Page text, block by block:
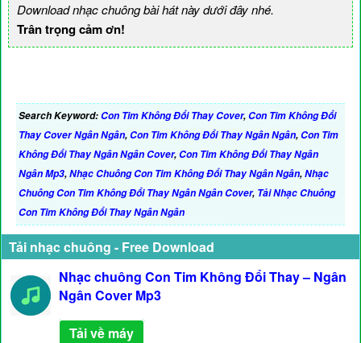
Download nhạc chuông bài hát này dưới đây nhé.
Trân trọng cảm ơn!
Search Keyword:Con Tim Không Đổi Thay Cover,Con Tim Không Đổi
Thay Cover Ngân Ngân,Con Tim Không Đổi Thay Ngân Ngân,Con Tim
Không Đổi Thay Ngân Ngân Cover,Con Tim Không Đổi Thay Ngân
Ngân Mp3,Nhạc Chuông Con Tim Không Đổi Thay Ngân Ngân,Nhạc
Chuông Con Tim Không Đổi Thay Ngân Ngân Cover, Tải Nhạc Chuông
Con Tim Không Đổi Thay Ngân Ngân
Tải nhạc chuông - Free Download
Nhạc chuông Con Tim Không Đổi Thay – Ngân
Ngân Cover Mp3
Tải về máy